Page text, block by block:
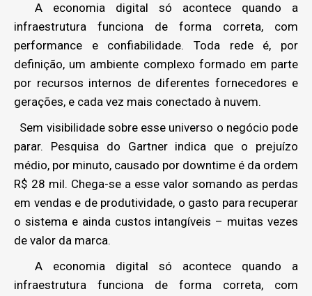
A economia digital só acontece quando a
infraestrutura funciona de forma correta, com
performance e confiabilidade. Toda rede é, por
definição, um ambiente complexo formado em parte
por recursos internos de diferentes fornecedores e
gerações, e cada vez mais conectado à nuvem.
Sem visibilidade sobre esse universo o negócio pode
parar. Pesquisa do Gartner indica que o prejuízo
médio, por minuto, causado por downtime é da ordem
R$ 28 mil. Chega-se a esse valor somando as perdas
em vendas e de produtividade, o gasto para recuperar
o sistema e ainda custos intangíveis – muitas vezes
de valor da marca.
A economia digital só acontece quando a
infraestrutura funciona de forma correta, com